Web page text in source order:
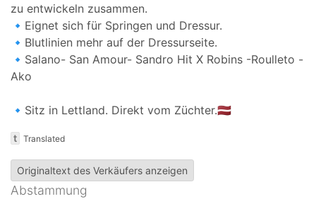
zu entwickeln zusammen.
🔹Eignet sich für Springen und Dressur.
🔹Blutlinien mehr auf der Dressurseite.
🔹Salano- San Amour- Sandro Hit X Robins -Roulleto -
Ako
🔹Sitz in Lettland. Direkt vom Züchter.🇱🇻
t Translated
Originaltext des Verkäufers anzeigen
Abstammung